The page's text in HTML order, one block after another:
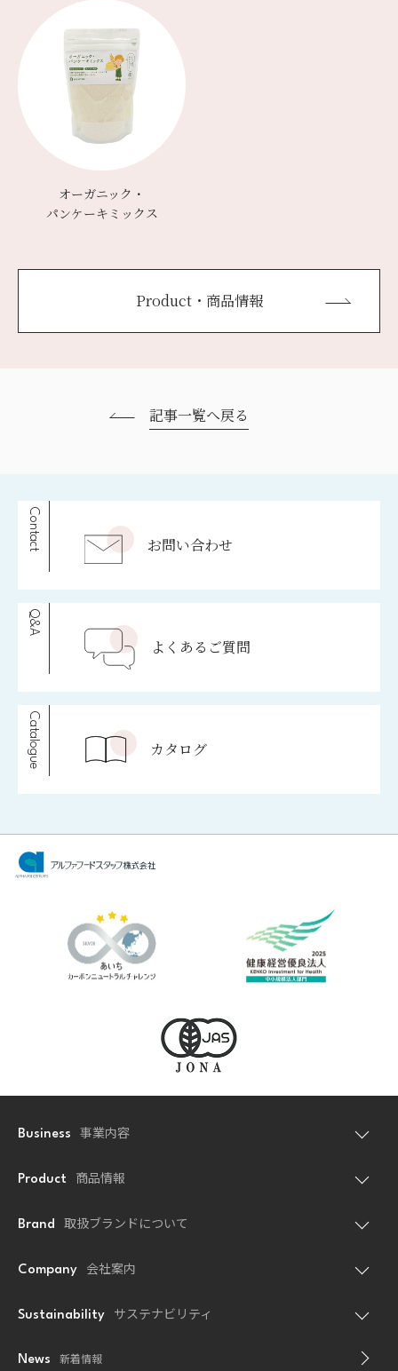
オーガニック・
パンケーキミックス
Product・商品情報
記事一覧へ戻る
Contact お問い合わせ
Q&A
よくあるご質問
Catalogue カタログ
Business 事業内容
Product 商品情報
Brand 取扱ブランドについて
Company 会社案内
Sustainability サステナビリティ
News 新着情報